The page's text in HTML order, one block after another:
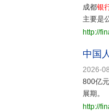
成都银
主要是
http://
中国
2026-
800亿
展期。
http://